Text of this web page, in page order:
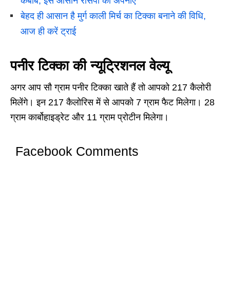
बेहद ही आसान है मुर्ग काली मिर्च का टिक्का बनाने की विधि,
आज ही करें ट्राई
पनीर टिक्का की न्यूट्रिशनल वेल्यू
अगर आप सौ ग्राम पनीर टिक्का खाते हैं तो आपको 217 कैलोरी
मिलेंगे। इन 217 कैलोरिस में से आपको 7 ग्राम फैट मिलेगा। 28
ग्राम कार्बोहाइड्रेट और 11 ग्राम प्रोटीन मिलेगा।
Facebook Comments